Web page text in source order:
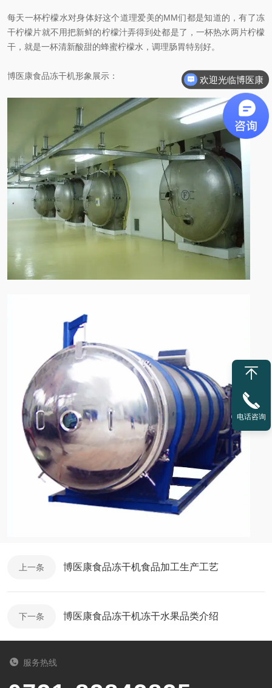
每天一杯柠檬水对身体好这个道理爱美的MM们都是知道的，有了冻
干柠檬片就不用把新鲜的柠檬汁弄得到处都是了，一杯热水两片柠檬
干，就是一杯清新酸甜的蜂蜜柠檬水，调理肠胃特别好。
博医康食品冻干机形象展示：
上一条 博医康食品冻干机食品加工生产工艺
下一条 博医康食品冻干机冻干水果品类介绍
服务热线
电话咨询
欢迎光临博医康